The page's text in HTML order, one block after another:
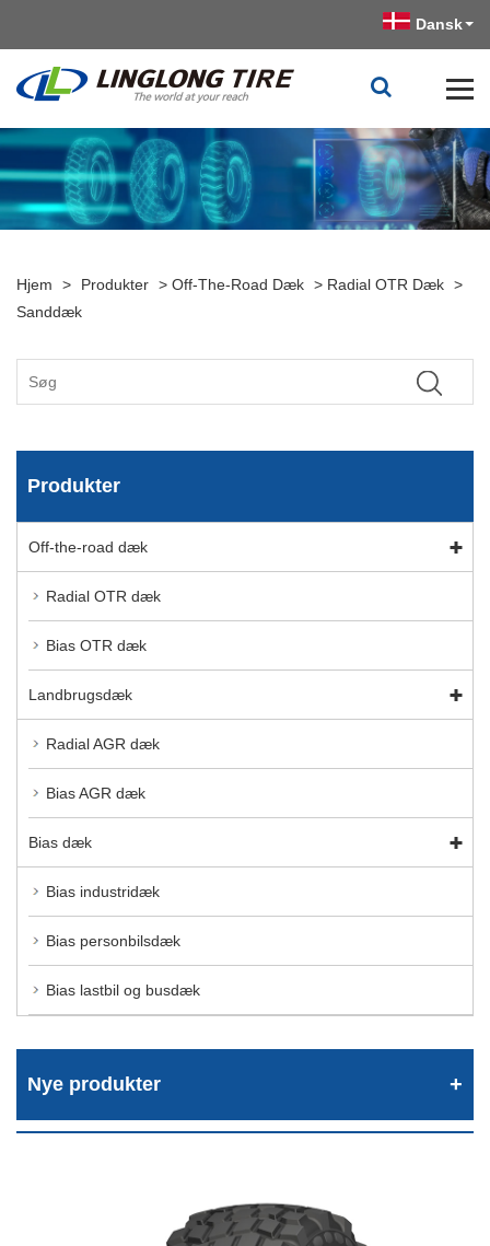
Dansk
Hjem > Produkter > Off-The-Road Dæk > Radial OTR Dæk >
Sanddæk
Produkter
Off-the-road dæk
Radial OTR dæk
Bias OTR dæk
Landbrugsdæk
Radial AGR dæk
Bias AGR dæk
Bias dæk
Bias industridæk
Bias personbilsdæk
Bias lastbil og busdæk
Nye produkter